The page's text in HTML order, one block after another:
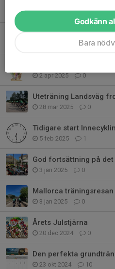
26 maj 2025 1
Webbshoppen för
2
2 apr 2025 0
Uteträning Landsväg
28 mar 2025 0
Tidigare start
5 feb 2025 1
God fortsättning på det
3 jan 2025 0
Mallorca
3 jan 2025 0
Årets Julstjärna
20 dec 2024 0
Den perfekta
23 okt 2024 10
Godkänn
Bara